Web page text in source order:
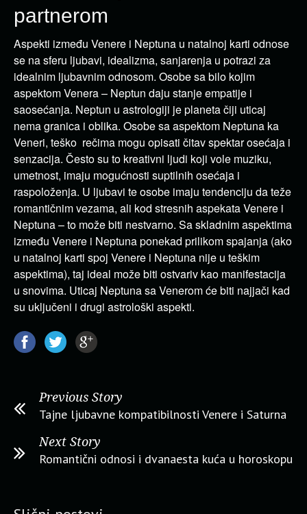
partnerom
Aspekti između Venere i Neptuna u natalnoj karti odnose
se na sferu ljubavi, idealizma, sanjarenja u potrazi za
idealnim ljubavnim odnosom. Osobe sa bilo kojim
aspektom Venera – Neptun daju stanje empatije i
saosećanja. Neptun u astrologiji je planeta čiji uticaj
nema granica i oblika. Osobe sa aspektom Neptuna ka
Veneri, teško rečima mogu opisati čitav spektar osećaja i
senzacija. Često su to kreativni ljudi koji vole muziku,
umetnost, imaju mogućnosti suptilnih osećaja i
raspoloženja. U ljubavi te osobe imaju tendenciju da teže
romantičnim vezama, ali kod stresnih aspekata Venere i
Neptuna – to može biti nestvarno. Sa skladnim aspektima
između Venere i Neptuna ponekad prilikom spajanja (ako
u natalnoj karti spoj Venere i Neptuna nije u teškim
aspektima), taj ideal može biti ostvariv kao manifestacija
u snovima. Uticaj Neptuna sa Venerom će biti najjači kad
su uključeni i drugi astrološki aspekti.
Previous Story
Tajne ljubavne kompatibilnosti Venere i Saturna
Next Story
Romantični odnosi i dvanaesta kuća u horoskopu